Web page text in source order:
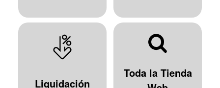
Liquidación
Toda la Tienda